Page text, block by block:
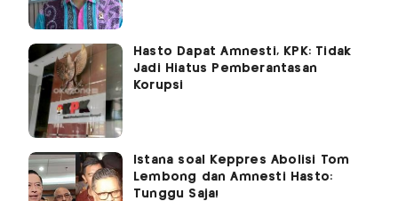
Hasto Dapat Amnesti, KPK: Tidak
Jadi Hiatus Pemberantasan
Korupsi
Istana soal Keppres Abolisi Tom
Lembong dan Amnesti Hasto:
Tunggu Saja!